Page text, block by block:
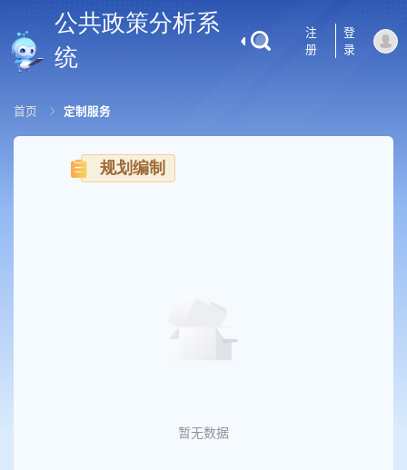
公共政策分析系
统
注
册
登
录
首页 定制服务
规划编制
暂无数据